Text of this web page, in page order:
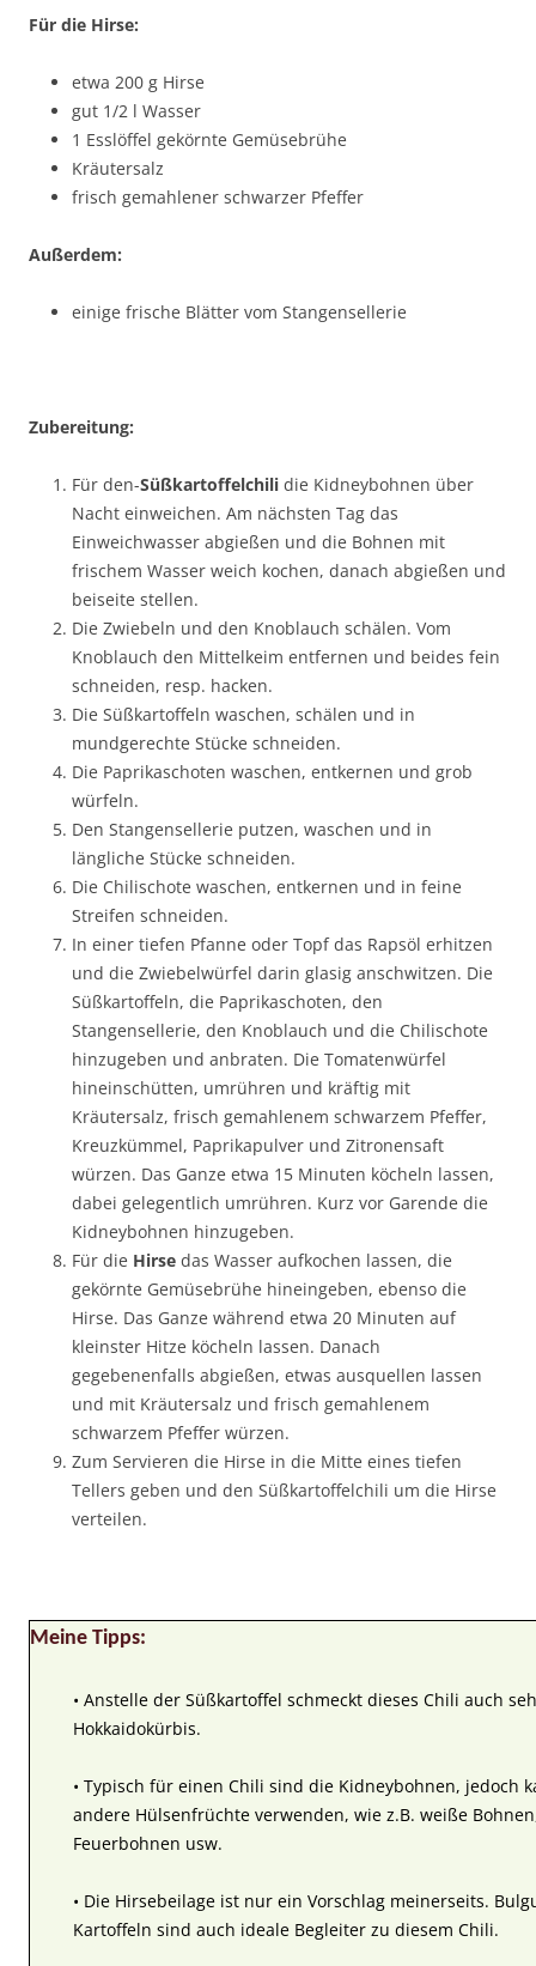
Für die Hirse:
etwa 200 g Hirse
gut 1/2 l Wasser
1 Esslöffel gekörnte Gemüsebrühe
Kräutersalz
frisch gemahlener schwarzer Pfeffer
Außerdem:
einige frische Blätter vom Stangensellerie
Zubereitung:
Für den-Süßkartoffelchili die Kidneybohnen über
Nacht einweichen. Am nächsten Tag das
Einweichwasser abgießen und die Bohnen mit
frischem Wasser weich kochen, danach abgießen und
beiseite stellen.
Die Zwiebeln und den Knoblauch schälen. Vom
Knoblauch den Mittelkeim entfernen und beides fein
schneiden, resp. hacken.
Die Süßkartoffeln waschen, schälen und in
mundgerechte Stücke schneiden.
Die Paprikaschoten waschen, entkernen und grob
würfeln.
Den Stangensellerie putzen, waschen und in
längliche Stücke schneiden.
Die Chilischote waschen, entkernen und in feine
Streifen schneiden.
In einer tiefen Pfanne oder Topf das Rapsöl erhitzen
und die Zwiebelwürfel darin glasig anschwitzen. Die
Süßkartoffeln, die Paprikaschoten, den
Stangensellerie, den Knoblauch und die Chilischote
hinzugeben und anbraten. Die Tomatenwürfel
hineinschütten, umrühren und kräftig mit
Kräutersalz, frisch gemahlenem schwarzem Pfeffer,
Kreuzkümmel, Paprikapulver und Zitronensaft
würzen. Das Ganze etwa 15 Minuten köcheln lassen,
dabei gelegentlich umrühren. Kurz vor Garende die
Kidneybohnen hinzugeben.
Für die Hirse das Wasser aufkochen lassen, die
gekörnte Gemüsebrühe hineingeben, ebenso die
Hirse. Das Ganze während etwa 20 Minuten auf
kleinster Hitze köcheln lassen. Danach
gegebenenfalls abgießen, etwas ausquellen lassen
und mit Kräutersalz und frisch gemahlenem
schwarzem Pfeffer würzen.
Zum Servieren die Hirse in die Mitte eines tiefen
Tellers geben und den Süßkartoffelchili um die Hirse
verteilen.
Meine Tipps:
• Anstelle der Süßkartoffel schmeckt dieses Chili auch
Hokkaidokürbis.
• Typisch für einen Chili sind die Kidneybohnen, jedoch
andere Hülsenfrüchte verwenden, wie z.B. weiße
Feuerbohnen usw.
• Die Hirsebeilage ist nur ein Vorschlag meinerseits.
Kartoffeln sind auch ideale Begleiter zu diesem Chili.